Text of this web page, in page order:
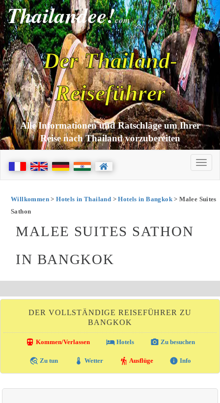
Thailandee!com
Der Thailand-
Reiseführer
Alle Informationen und Ratschläge um Ihrer
Reise nach Thailand vorzubereiten
Willkommen>Hotels in Thailand >Hotels in Bangkok > Malee Suites
Sathon
MALEE SUITES SATHON
IN BANGKOK
DER VOLLSTÄNDIGE REISEFÜHRER ZU
BANGKOK
directions_transit Kommen/Verlassen local_hotelHotels photo_camera Zu besuchen
travel_explore Zu tun thermostat Wetter hiking Ausflüge info Info